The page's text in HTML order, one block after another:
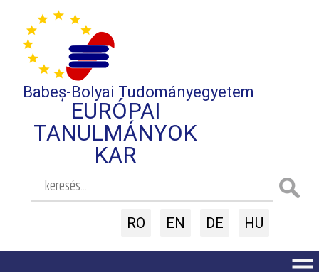
Babeș-Bolyai Tudományegyetem
EURÓPAI
TANULMÁNYOK
KAR
RO EN DE HU